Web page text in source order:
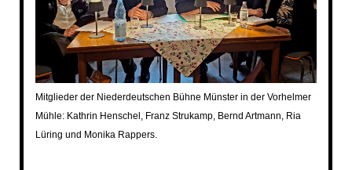
Mitglieder der Niederdeutschen Bühne Münster in der Vorhelmer
Mühle: Kathrin Henschel, Franz Strukamp, Bernd Artmann, Ria
Lüring und Monika Rappers.